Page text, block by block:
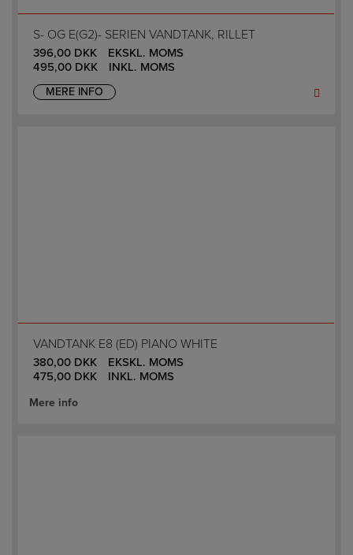
S- OG E(G2)- SERIEN VANDTANK, RILLET
396,00 DKK
EKSKL. MOMS
495,00 DKK INKL. MOMS
MERE INFO
VANDTANK E8 (ED) PIANO WHITE
380,00 DKK
EKSKL. MOMS
475,00 DKK INKL. MOMS
Mere info